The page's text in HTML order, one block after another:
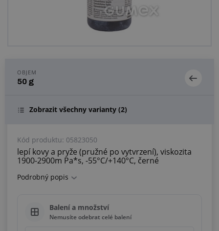
OBJEM
50 g
Zobrazit všechny varianty (2)
Kód produktu: 05823050
lepí kovy a pryže (pružné po vytvrzení), viskozita
1900-2900m Pa*s, -55°C/+140°C, černé
Podrobný popis
Balení a množství
Nemusíte odebrat celé balení